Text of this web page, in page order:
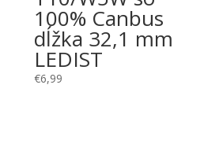
100% Canbus
dĺžka 32,1 mm
LEDIST
€6,99